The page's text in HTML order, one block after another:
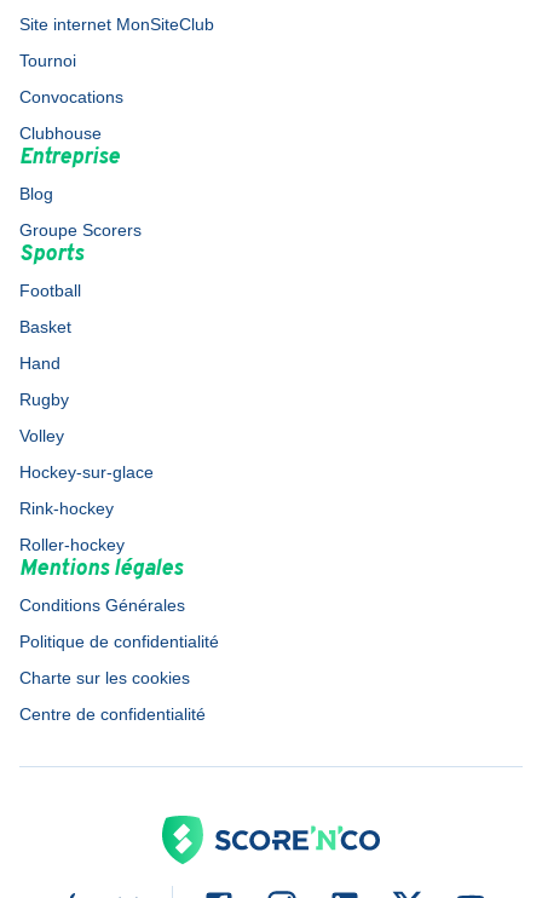
Site internet MonSiteClub
Tournoi
Convocations
Clubhouse
Entreprise
Blog
Groupe Scorers
Sports
Football
Basket
Hand
Rugby
Volley
Hockey-sur-glace
Rink-hockey
Roller-hockey
Mentions légales
Conditions Générales
Politique de confidentialité
Charte sur les cookies
Centre de confidentialité